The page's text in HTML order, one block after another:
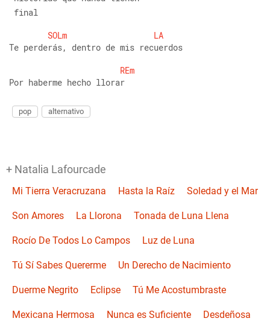
final
SOLm
LA
Te perderás, dentro de mis recuerdos
REm
Por haberme hecho llorar
pop alternativo
+ Natalia Lafourcade
Mi Tierra Veracruzana Hasta la Raíz Soledad y el Mar
Son Amores La Llorona Tonada de Luna Llena
Rocío De Todos Lo Campos Luz de Luna
Tú Sí Sabes Quererme Un Derecho de Nacimiento
Duerme Negrito Eclipse Tú Me Acostumbraste
Mexicana Hermosa Nunca es Suficiente Desdeñosa